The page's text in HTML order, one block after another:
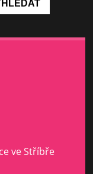
ve Stříbře